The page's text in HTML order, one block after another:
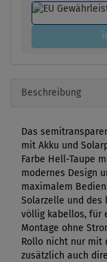
Beschreibung
Das
mit Akku und
Farbe Hell-Taupe
modernes Design
maximalem
Solarzelle und des
völlig kabellos, für
Montage ohne
Rollo nicht nur mit
zusätzlich auch